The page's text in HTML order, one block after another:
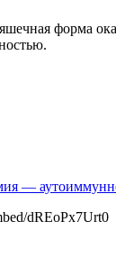
форма
—
dREoPx7Urt0